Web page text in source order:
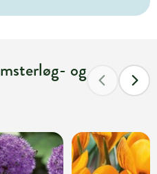
og